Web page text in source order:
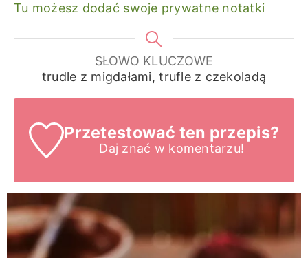
Tu możesz dodać swoje prywatne notatki
SŁOWO KLUCZOWE
trudle z migdałami, trufle z czekoladą
Przetestować ten przepis?
Daj znać w komentarzu!